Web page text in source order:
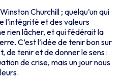
Churchill ; quelqu’un qui
l’intégrité et des valeurs
rien lâcher, et qui fédérait la
C’est l’idée de tenir bon sur
de tenir et de donner le sens :
de crise, mais un jour nous